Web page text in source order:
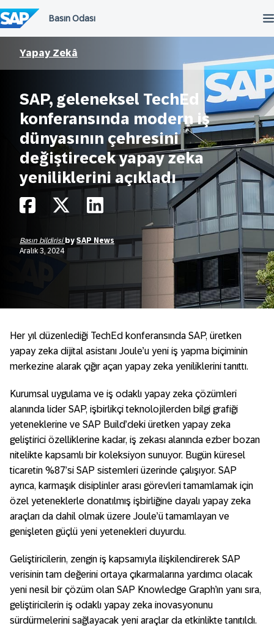
atla
Yapay Zekâ
SAP, geleneksel TechEd
konferansında modern iş
dünyasının çehresini
değiştirecek yapay zeka
yeniliklerini açıkladı
Basın bildirisi by SAP News
Aralık 3, 2024
Her yıl düzenlediği TechEd konferansında SAP, üretken
yapay zeka dijital asistanı Joule’u yeni iş yapma biçiminin
merkezine alarak çığır açan yapay zeka yeniliklerini tanıttı.
Kurumsal uygulama ve iş odaklı yapay zeka çözümleri
alanında lider SAP, işbirlikçi teknolojilerden bilgi grafiği
yeteneklerine ve SAP Build’deki üretken yapay zeka
geliştirici özelliklerine kadar, iş zekası alanında ezber bozan
nitelikte kapsamlı bir koleksiyon sunuyor. Bugün küresel
ticaretin %87’si SAP sistemleri üzerinde çalışıyor. SAP
ayrıca, karmaşık disiplinler arası görevleri tamamlamak için
özel yeteneklerle donatılmış işbirliğine dayalı yapay zeka
araçları da dahil olmak üzere Joule’ü tamamlayan ve
genişleten güçlü yeni yetenekleri duyurdu.
Geliştiricilerin, zengin iş kapsamıyla ilişkilendirerek SAP
verisinin tam değerini ortaya çıkarmalarına yardımcı olacak
yeni nesil bir çözüm olan SAP Knowledge Graph’ın yanı sıra,
geliştiricilerin iş odaklı yapay zeka inovasyonunu
sürdürmelerini sağlayacak yeni araçlar da etkinlikte tanıtıldı.